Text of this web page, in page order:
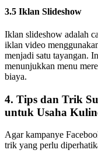
3.5 Iklan Slideshow
Iklan slideshow adalah
iklan video
menjadi satu tayangan.
menunjukkan menu
biaya.
4. Tips dan Trik
untuk Usaha
Agar kampanye
trik yang perlu